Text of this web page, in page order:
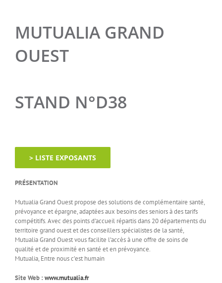
MUTUALIA GRAND
OUEST
STAND N°D38
> LISTE EXPOSANTS
PRÉSENTATION
Mutualia Grand Ouest propose des solutions de complémentaire santé,
prévoyance et épargne, adaptées aux besoins des seniors à des tarifs
compétitifs. Avec des points d’accueil répartis dans 20 départements du
territoire grand ouest et des conseillers spécialistes de la santé,
Mutualia Grand Ouest vous facilite l’accès à une offre de soins de
qualité et de proximité en santé et en prévoyance.
Mutualia, Entre nous c’est humain
Site Web : www.mutualia.fr